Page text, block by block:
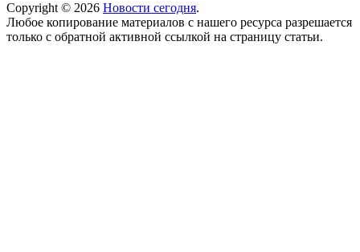
Copyright © 2026 Новости сегодня.
Любое копирование материалов с нашего ресурса разрешается
только с обратной активной ссылкой на страницу статьи.